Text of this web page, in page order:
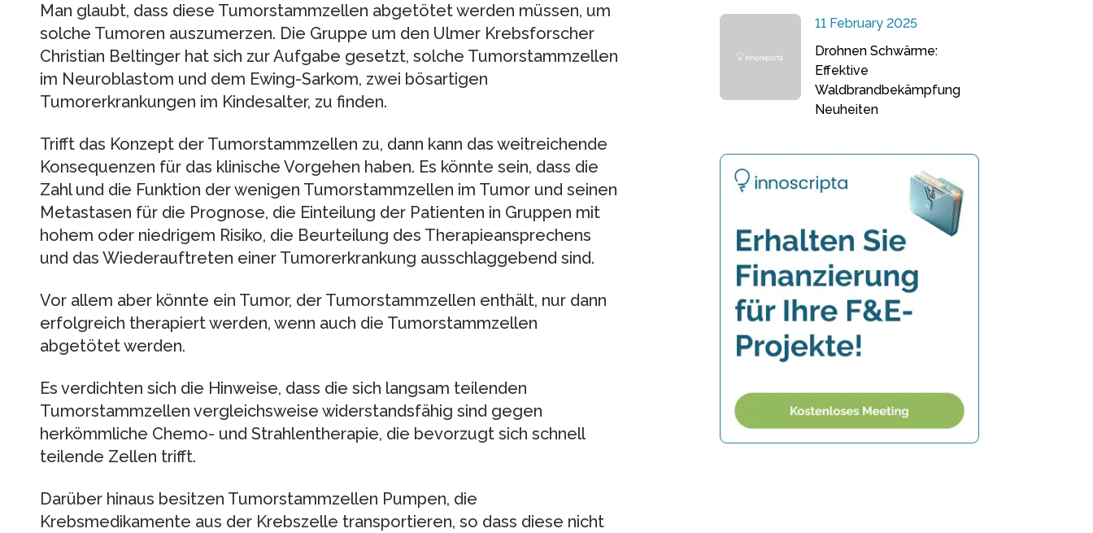
Man glaubt, dass diese Tumorstammzellen abgetötet werden müssen, um
solche Tumoren auszumerzen. Die Gruppe um den Ulmer Krebsforscher
Christian Beltinger hat sich zur Aufgabe gesetzt, solche Tumorstammzellen
im Neuroblastom und dem Ewing-Sarkom, zwei bösartigen
Tumorerkrankungen im Kindesalter, zu finden.
Trifft das Konzept der Tumorstammzellen zu, dann kann das weitreichende
Konsequenzen für das klinische Vorgehen haben. Es könnte sein, dass die
Zahl und die Funktion der wenigen Tumorstammzellen im Tumor und seinen
Metastasen für die Prognose, die Einteilung der Patienten in Gruppen mit
hohem oder niedrigem Risiko, die Beurteilung des Therapieansprechens
und das Wiederauftreten einer Tumorerkrankung ausschlaggebend sind.
Vor allem aber könnte ein Tumor, der Tumorstammzellen enthält, nur dann
erfolgreich therapiert werden, wenn auch die Tumorstammzellen
abgetötet werden.
Es verdichten sich die Hinweise, dass die sich langsam teilenden
Tumorstammzellen vergleichsweise widerstandsfähig sind gegen
herkömmliche Chemo- und Strahlentherapie, die bevorzugt sich schnell
teilende Zellen trifft.
Darüber hinaus besitzen Tumorstammzellen Pumpen, die
Krebsmedikamente aus der Krebszelle transportieren, so dass diese nicht
11 February 2025
Drohnen Schwärme:
Effektive
Waldbrandbekämpfung
Neuheiten